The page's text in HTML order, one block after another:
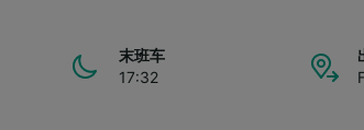
末班车
17:32